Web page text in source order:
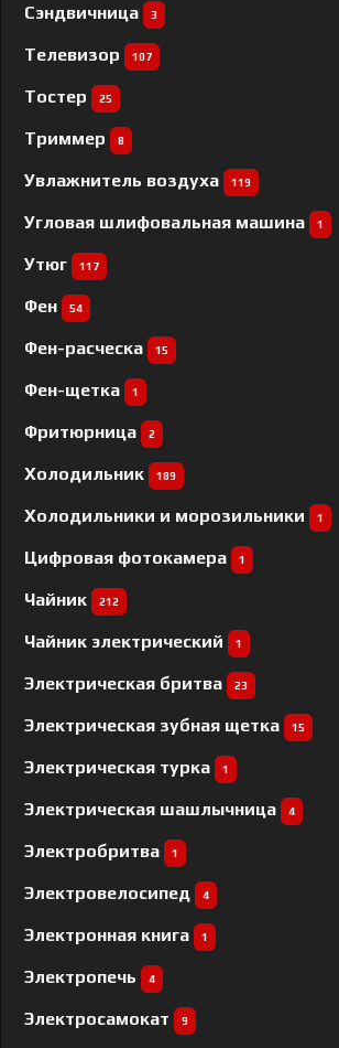
Сэндвичница 3
Телевизор 107
Тостер 25
Триммер 8
Увлажнитель воздуха 119
Угловая шлифовальная машина 1
Утюг 117
Фен 54
Фен-расческа 15
Фен-щетка 1
Фритюрница 2
Холодильник 189
Холодильники и морозильники 1
Цифровая фотокамера 1
Чайник 212
Чайник электрический 1
Электрическая бритва 23
Электрическая зубная щетка 15
Электрическая турка 1
Электрическая шашлычница 4
Электробритва 1
Электровелосипед 4
Электронная книга 1
Электропечь 4
Электросамокат 9